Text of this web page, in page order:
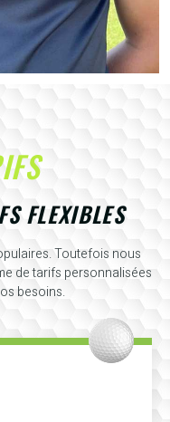
FLEXIBLES
Toutefois nous
de tarifs personnalisées
besoins.